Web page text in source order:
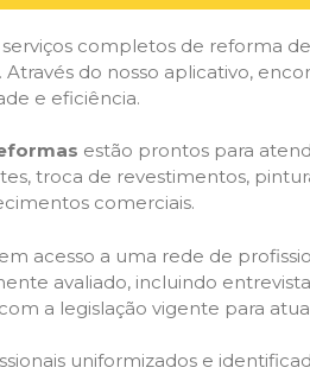
completos de reforma
do nosso aplicativo,
e eficiência.
estão prontos para
troca de revestimentos,
comerciais.
acesso a uma rede de
avaliado, incluindo
a legislação vigente para
uniformizados e